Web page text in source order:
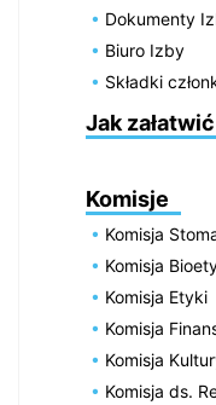
Dokumenty
Biuro Izby
Składki
Jak
Komisje
Komisja
Komisja
Komisja Etyki
Komisja
Komisja
Komisja ds.